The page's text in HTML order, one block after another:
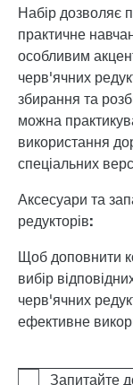
Набір дозволяє
практичне
особливим
черв'ячних
збирання та
можна
використання
спеціальних
Аксесуари та
редукторів:
Щоб доповнити
вибір
черв'ячних
ефективне